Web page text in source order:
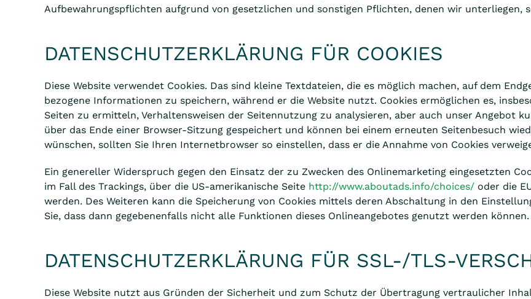
Aufbewahrungspflichten aufgrund von gesetzlichen und sonstigen Pflichten, denen wir unterliegen,
DATENSCHUTZERKLÄRUNG FÜR COOKIES
Diese Website verwendet Cookies. Das sind kleine Textdateien, die es möglich machen, auf dem
bezogene Informationen zu speichern, während er die Website nutzt. Cookies ermöglichen es,
Seiten zu ermitteln, Verhaltensweisen der Seitennutzung zu analysieren, aber auch unser Angebot
über das Ende einer Browser-Sitzung gespeichert und können bei einem erneuten Seitenbesuch
wünschen, sollten Sie Ihren Internetbrowser so einstellen, dass er die Annahme von Cookies
Ein genereller Widerspruch gegen den Einsatz der zu Zwecken des Onlinemarketing eingesetzten
im Fall des Trackings, über die US-amerikanische Seite http://www.aboutads.info/choices/ oder die
werden. Des Weiteren kann die Speicherung von Cookies mittels deren Abschaltung in den
Sie, dass dann gegebenenfalls nicht alle Funktionen dieses Onlineangebotes genutzt werden können.
DATENSCHUTZERKLÄRUNG FÜR SSL-/TLS-
Diese Website nutzt aus Gründen der Sicherheit und zum Schutz der Übertragung vertraulicher